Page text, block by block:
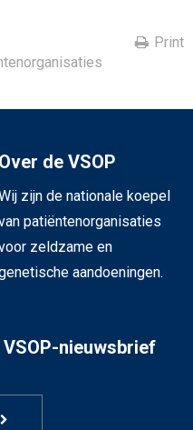
Print
Over de VSOP
zijn de nationale koepel
patiëntenorganisaties
zeldzame en
aandoeningen.
nieuwsbrief